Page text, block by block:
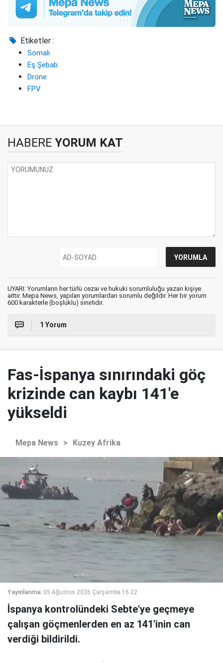
Etiketler :
Somali
Eş Şebab
Drone
FPV
HABERE YORUM KAT
UYARI: Yorumların her türlü cezai ve hukuki sorumluluğu yazan kişiye
aittir. Mepa News, yapılan yorumlardan sorumlu değildir. Her bir yorum
600 karakterle (boşluklu) sınırlıdır.
1 Yorum
Fas-İspanya sınırındaki göç
krizinde can kaybı 141'e
yükseldi
Mepa News > Kuzey Afrika
Yayınlanma: 05 Ağustos 2026 Çarşamba 16:22
İspanya kontrolündeki Sebte'ye geçmeye
çalışan göçmenlerden en az 141'inin can
verdiği bildirildi.